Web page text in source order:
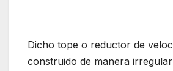
Dicho tope o reductor de
construido de manera